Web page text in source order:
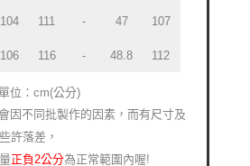
104 111 - 47 107
106 116 - 48.8 112
位：cm(公分)
因不同批製作的因素，而有尺寸及
許落差，
正負2公分為正常範圍內喔!